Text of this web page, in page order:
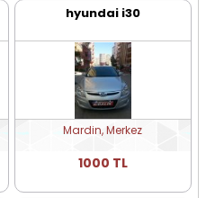
hyundai i30
Mardin, Merkez
1000 TL